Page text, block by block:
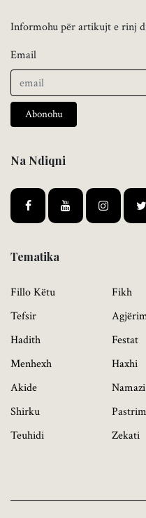
Informohu për artikujt e rinj
Email
Abonohu
Na Ndiqni
Tematika
Fillo Këtu
Tefsir
Hadith
Menhexh
Akide
Shirku
Teuhidi
Fikh
Festat
Haxhi
Namazi
Zekati